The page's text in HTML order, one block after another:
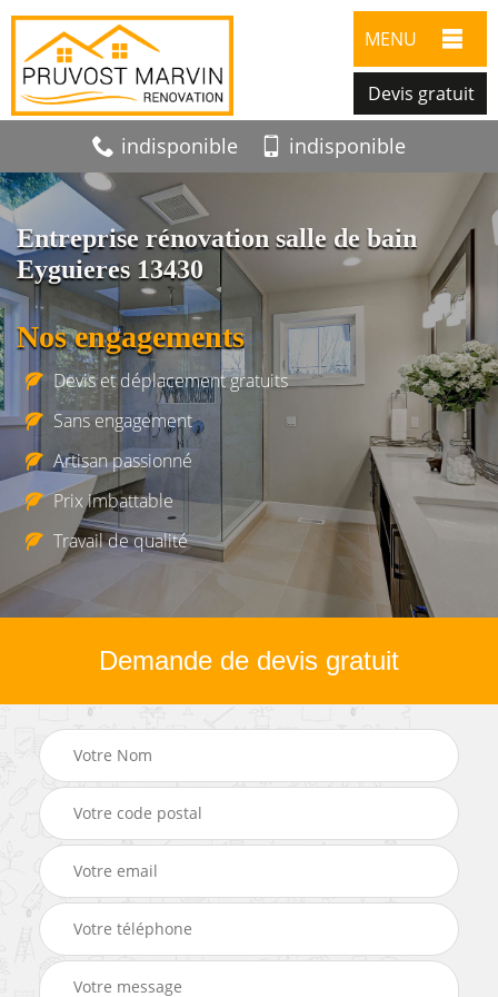
MENU
Devis gratuit
indisponible indisponible
Entreprise rénovation salle de bain
Eyguieres 13430
Nos engagements
Devis et déplacement gratuits
Sans engagement
Artisan passionné
Prix imbattable
Travail de qualité
Demande de devis gratuit